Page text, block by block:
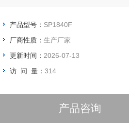
产品型号： SP1840F
厂商性质： 生产厂家
更新时间： 2026-07-13
访 问 量： 314
产品咨询